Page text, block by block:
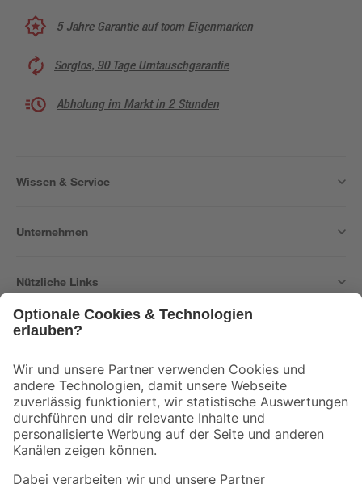
5 Jahre Garantie auf toom Eigenmarken
Sorglos, 90 Tage Umtauschgarantie
Abholung im Markt in 2 Stunden
Wissen & Service
Unternehmen
Nützliche Links
Der toom Newsletter: Keine Angebote und Aktionen mehr verpassen!
Zur Newsletter Anmeldung
Folge uns